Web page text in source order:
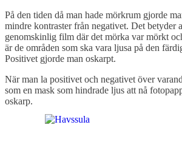
På den tiden då man hade mörkrum gjorde
mindre kontraster från negativet. Det betyder
genomskinlig film där det mörka var mörkt
är de områden som ska vara ljusa på den
Positivet gjorde man oskarpt.
När man la positivet och negativet över
som en mask som hindrade ljus att nå
oskarp.